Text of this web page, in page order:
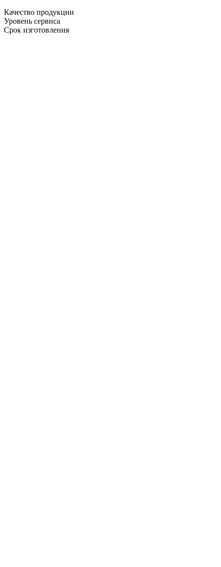
Качество продукции
Уровень сервиса
Срок изготовления